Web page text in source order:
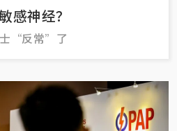
感神经？
士“反常”了